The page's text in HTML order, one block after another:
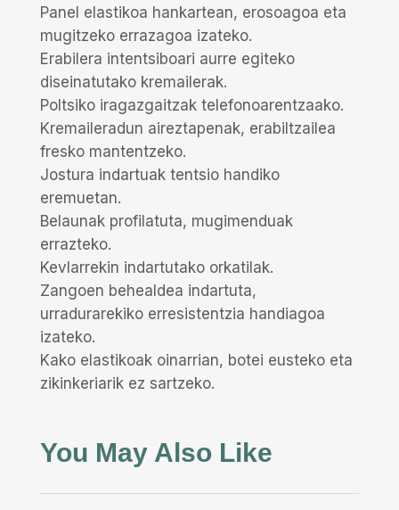
Panel elastikoa hankartean, erosoagoa eta
mugitzeko errazagoa izateko.
Erabilera intentsiboari aurre egiteko
diseinatutako kremailerak.
Poltsiko iragazgaitzak telefonoarentzaako.
Kremaileradun aireztapenak, erabiltzailea
fresko mantentzeko.
Jostura indartuak tentsio handiko
eremuetan.
Belaunak profilatuta, mugimenduak
errazteko.
Kevlarrekin indartutako orkatilak.
Zangoen behealdea indartuta,
urradurarekiko erresistentzia handiagoa
izateko.
Kako elastikoak oinarrian, botei eusteko eta
zikinkeriarik ez sartzeko.
You May Also Like